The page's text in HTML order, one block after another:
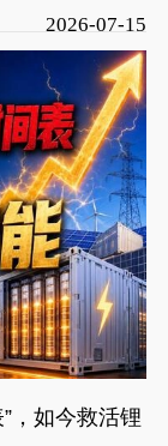
2026-07-15
，如今救活锂